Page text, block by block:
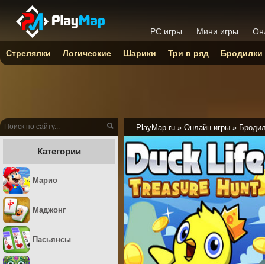
PlayMap.ru » Онлайн игры »
Категории
Марио
Маджонг
Пасьянсы
PC игры Мини игры
Стрелялки Логические Шарики Три в ряд Бродилки